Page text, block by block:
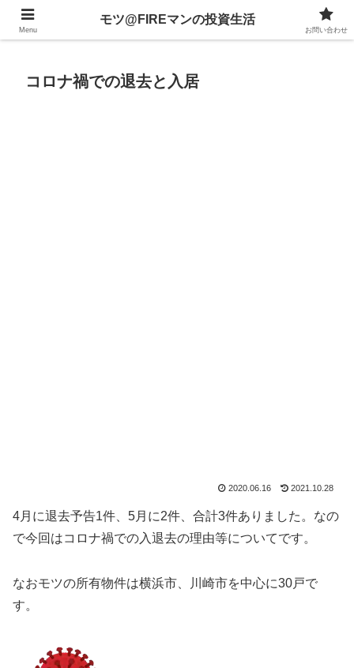
不動産、投資信託、暗号資産、株式、等々への投資について
コロナ禍での退去と入居
2020.06.16 2021.10.28
4月に退去予告1件、5月に2件、合計3件ありました。なの
で今回はコロナ禍での入退去の理由等についてです。
なおモツの所有物件は横浜市、川崎市を中心に30戸で
す。
Menu
モツ@FIREマンの投資生活
お問い合わせ